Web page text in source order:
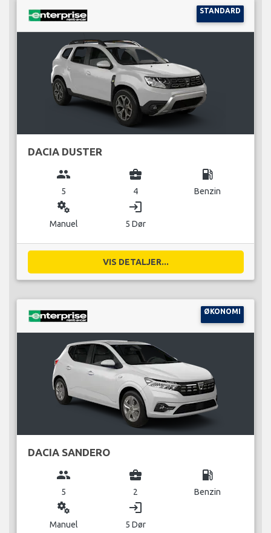
STANDARD
DACIA DUSTER
group
5
business_center
4
local_gas_station
Benzin
miscellaneous_services
Manuel
login
5 Dør
VIS DETALJER...
ØKONOMI
DACIA SANDERO
group
5
business_center
2
local_gas_station
Benzin
miscellaneous_services
Manuel
login
5 Dør